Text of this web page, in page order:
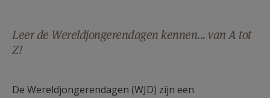
Leer de Wereldjongerendagen kennen... van A tot
Z!
De Wereldjongerendagen (WJD) zijn een